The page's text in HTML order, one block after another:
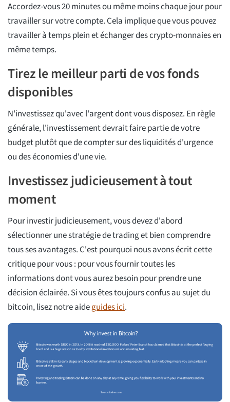
Accordez-vous 20 minutes ou même moins chaque jour pour
travailler sur votre compte. Cela implique que vous pouvez
travailler à temps plein et échanger des crypto-monnaies en
même temps.
Tirez le meilleur parti de vos fonds
disponibles
N'investissez qu'avec l'argent dont vous disposez. En règle
générale, l'investissement devrait faire partie de votre
budget plutôt que de compter sur des liquidités d'urgence
ou des économies d'une vie.
Investissez judicieusement à tout
moment
Pour investir judicieusement, vous devez d'abord
sélectionner une stratégie de trading et bien comprendre
tous ses avantages. C'est pourquoi nous avons écrit cette
critique pour vous : pour vous fournir toutes les
informations dont vous aurez besoin pour prendre une
décision éclairée. Si vous êtes toujours confus au sujet du
bitcoin, lisez notre aideguides ici.